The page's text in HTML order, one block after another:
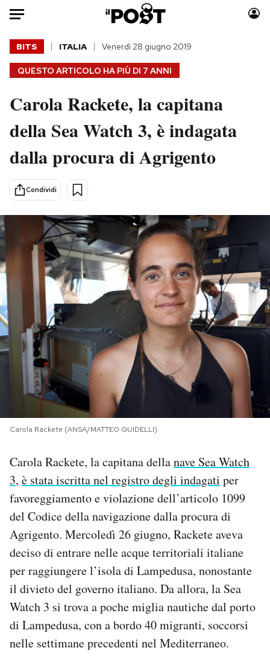
Auto
HOME
Italia
Politica
Tecnologia
Internet
Scienza
Economia
Sport
Moda
Consumismi
Storie/Idee
Ok Boomer!
Altrecose
Mondiali calcio 2026
PODCAST
NEWSLETTER
I MIEI PREFERITI
AREA PERSONALE
Area Personale
Newsletter
Notifiche mobile
Regala il Post
QUESTO ARTICOLO HA PIÙ DI 7 ANNI
BITS ITALIA Venerdì 28 giugno 2019
Carola Rackete, la capitana
della Sea Watch 3, è indagata
dalla procura di Agrigento
Condividi
Carola Rackete (ANSA/MATTEO GUIDELLI)
Carola Rackete, la capitana dellanave Sea Watch
3, è stata iscritta nel registro degli indagati per
favoreggiamento e violazione dell’articolo 1099
del Codice della navigazione dalla procura di
Agrigento. Mercoledì 26 giugno, Rackete aveva
deciso di entrare nelle acque territoriali italiane
per raggiungere l’isola di Lampedusa, nonostante
il divieto del governo italiano. Da allora, la Sea
Watch 3 si trova a poche miglia nautiche dal porto
di Lampedusa, con a bordo 40 migranti, soccorsi
nelle settimane precedenti nel Mediterraneo.